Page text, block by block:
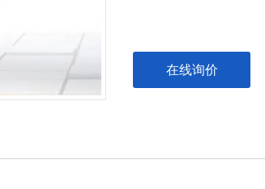
在线询价